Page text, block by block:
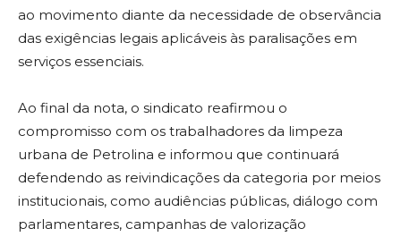
ao movimento diante da necessidade de observância
das exigências legais aplicáveis às paralisações em
serviços essenciais.
Ao final da nota, o sindicato reafirmou o
compromisso com os trabalhadores da limpeza
urbana de Petrolina e informou que continuará
defendendo as reivindicações da categoria por meios
institucionais, como audiências públicas, diálogo com
parlamentares, campanhas de valorização